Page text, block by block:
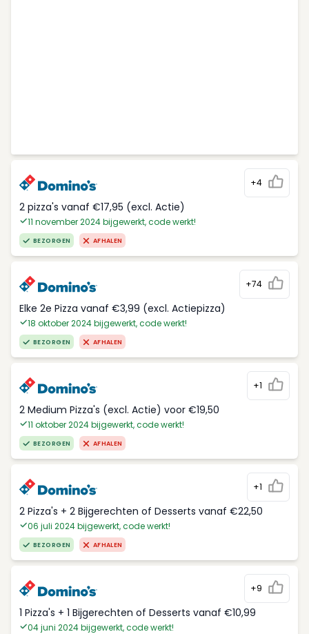
+4
2 pizza's vanaf €17,95 (excl. Actie)
11 november 2024 bijgewerkt, code werkt!
BEZORGEN AFHALEN
+74
Elke 2e Pizza vanaf €3,99 (excl. Actiepizza)
18 oktober 2024 bijgewerkt, code werkt!
BEZORGEN AFHALEN
+1
2 Medium Pizza's (excl. Actie) voor €19,50
11 oktober 2024 bijgewerkt, code werkt!
BEZORGEN AFHALEN
+1
2 Pizza's + 2 Bijgerechten of Desserts vanaf €22,50
06 juli 2024 bijgewerkt, code werkt!
BEZORGEN AFHALEN
+9
1 Pizza's + 1 Bijgerechten of Desserts vanaf €10,99
04 juni 2024 bijgewerkt, code werkt!